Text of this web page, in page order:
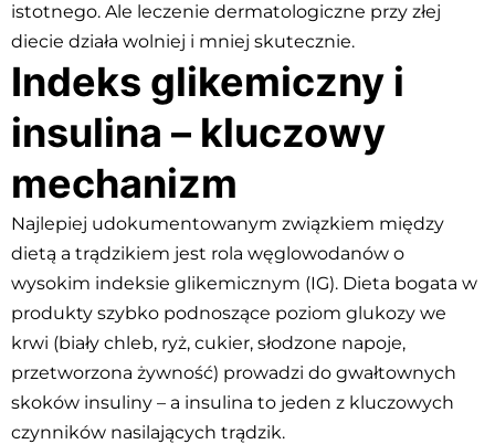
istotnego. Ale leczenie dermatologiczne przy złej
diecie działa wolniej i mniej skutecznie.
Indeks glikemiczny i
insulina – kluczowy
mechanizm
Najlepiej udokumentowanym związkiem między
dietą a trądzikiem jest rola węglowodanów o
wysokim indeksie glikemicznym (IG). Dieta bogata w
produkty szybko podnoszące poziom glukozy we
krwi (biały chleb, ryż, cukier, słodzone napoje,
przetworzona żywność) prowadzi do gwałtownych
skoków insuliny – a insulina to jeden z kluczowych
czynników nasilających trądzik.